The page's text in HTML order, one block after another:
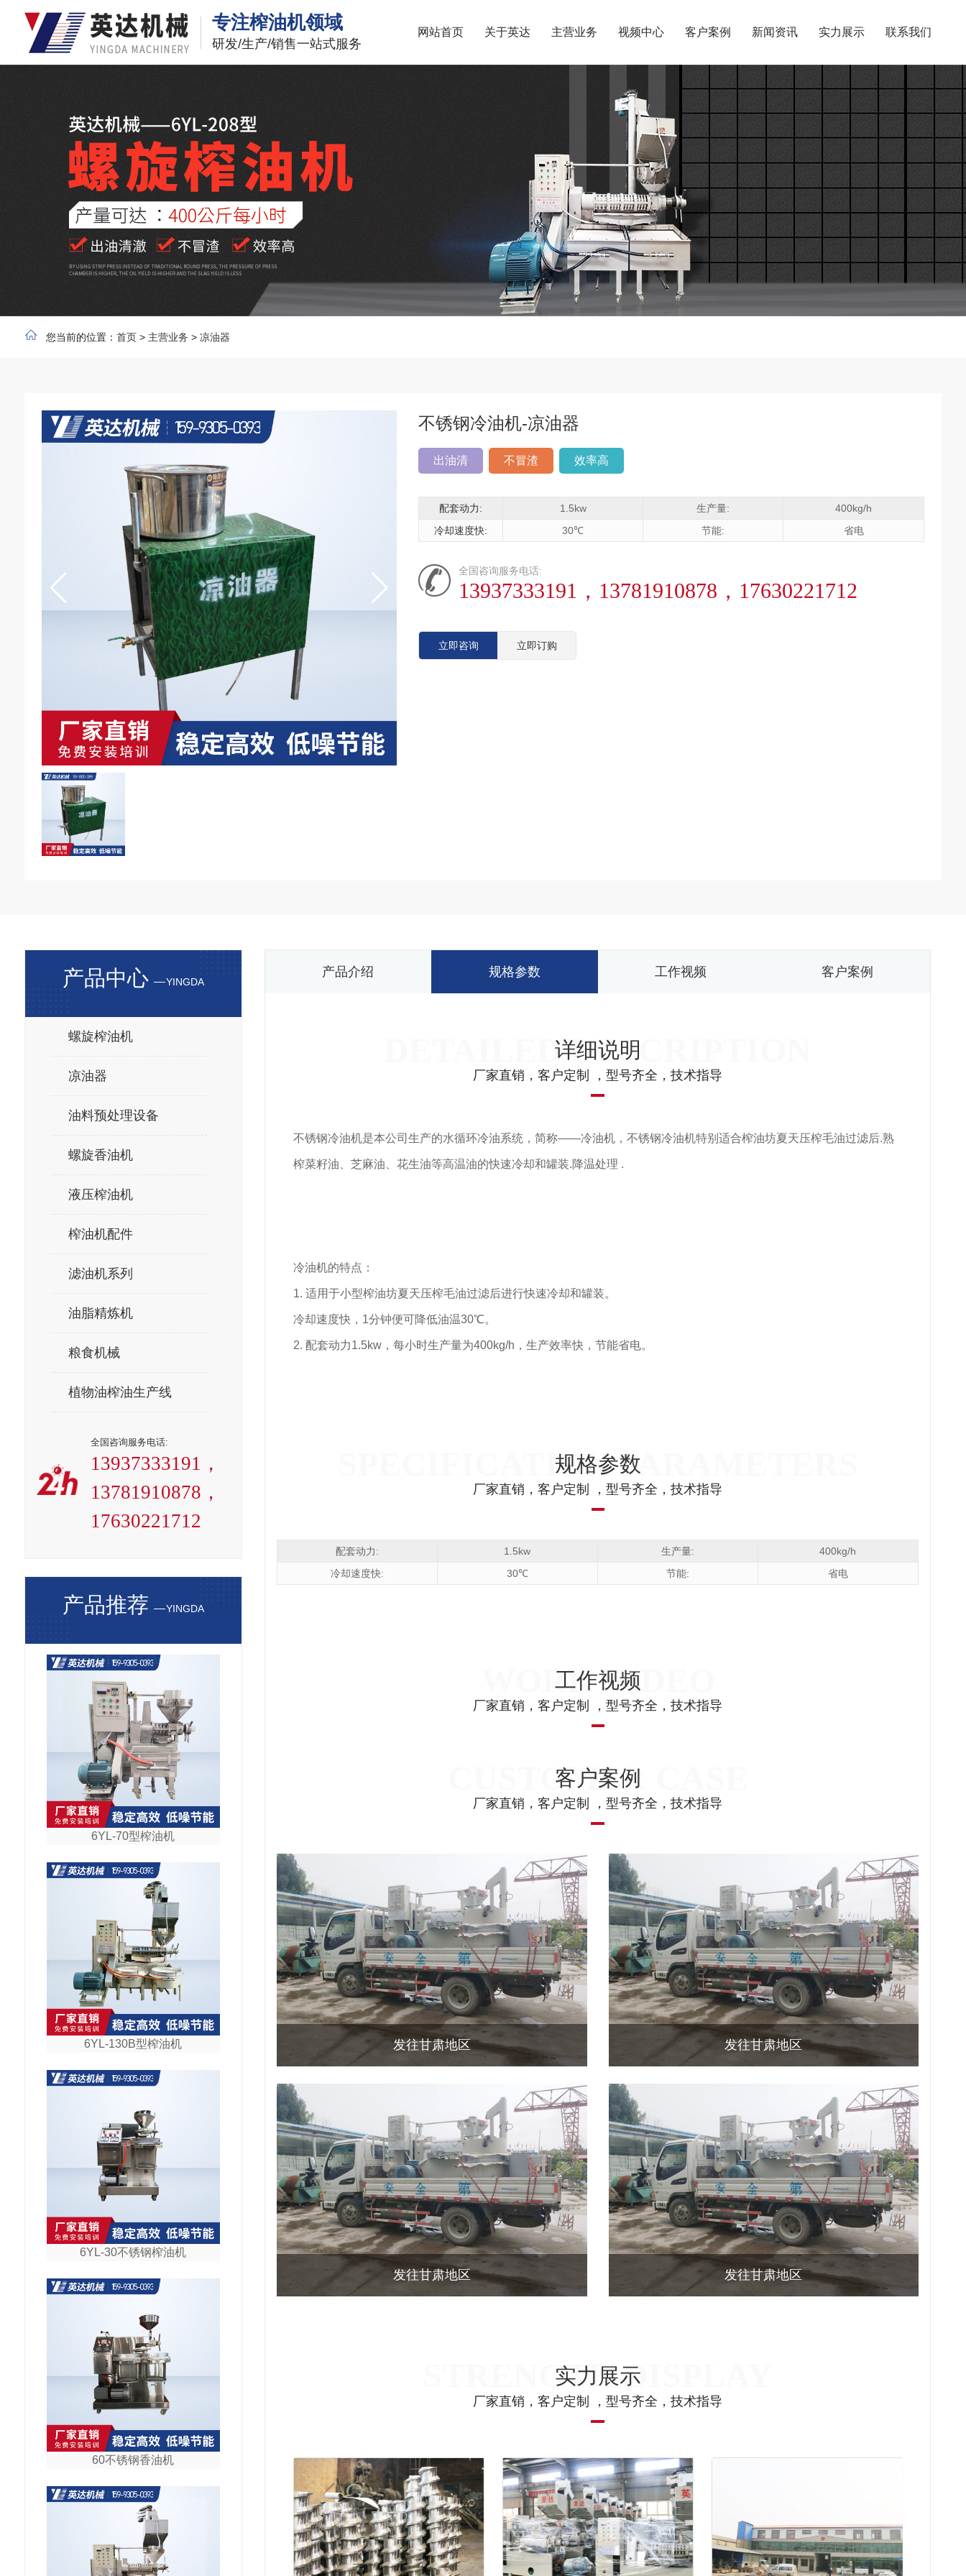
专注榨油机领域
研发/生产/销售一站式服务
网站首页 关于英达 主营业务 视频中心 客户案例 新闻资讯 实力展示 联系我们
您当前的位置： 首页> 主营业务 > 凉油器
不锈钢冷油机-凉油器
出油清 不冒渣 效率高
配套动力: 1.5kw 生产量:
400kg/h
冷却速度快:
30℃ 节能: 省电
全国咨询服务电话:
13937333191，13781910878，17630221712
立即咨询 立即订购
产品中心 YINGDA
螺旋榨油机
凉油器
油料预处理设备
螺旋香油机
液压榨油机
榨油机配件
滤油机系列
油脂精炼机
粮食机械
植物油榨油生产线
全国咨询服务电话:
13937333191，
13781910878，
17630221712
产品推荐 YINGDA
6YL-70型榨油机
6YL-130B型榨油机
6YL-30不锈钢榨油机
60不锈钢香油机
产品介绍 规格参数 工作视频 客户案例
详细说明
厂家直销，客户定制 ，型号齐全，技术指导
不锈钢冷油机是本公司生产的水循环冷油系统，简称——冷油机，不锈钢冷油机特别适合榨油坊夏天压榨毛油过滤后.熟
榨菜籽油、芝麻油、花生油等高温油的快速冷却和罐装.降温处理 .
冷油机的特点：
1. 适用于小型榨油坊夏天压榨毛油过滤后进行快速冷却和罐装。
冷却速度快，1分钟便可降低油温30℃。
2. 配套动力1.5kw，每小时生产量为400kg/h，生产效率快，节能省电。
规格参数
厂家直销，客户定制 ，型号齐全，技术指导
配套动力: 1.5kw 生产量:
400kg/h
冷却速度快:
30℃ 节能: 省电
工作视频
厂家直销，客户定制 ，型号齐全，技术指导
客户案例
厂家直销，客户定制 ，型号齐全，技术指导
发往甘肃地区 发往甘肃地区
发往甘肃地区 发往甘肃地区
实力展示
厂家直销，客户定制 ，型号齐全，技术指导